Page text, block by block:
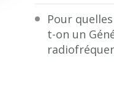
Pour
t-on un